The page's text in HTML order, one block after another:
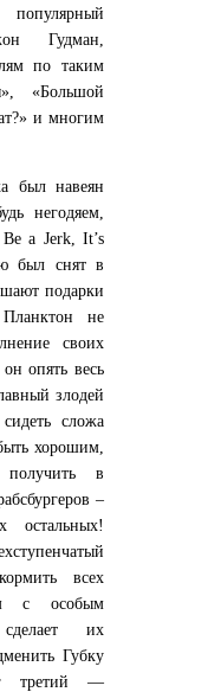
Гудман,
по таким
«Большой
и многим
был навеян
негодяем,
a Jerk, It’s
был снят в
подарки
не
своих
опять весь
злодей
сложа
хорошим,
в
–
остальных!
всех
с особым
их
Губку
третий —